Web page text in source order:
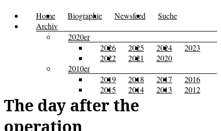
Zum
Inhalt
Kusi's
Tagebuch
Carpe
Menü Home Biographie Newsfeed
Suche
Archiv
2020er
2026
2025 2024
2023
2022
2021
2020
2010er
2019
2018 2017
2016
2015
2014 2013 2012
The day after the
operation